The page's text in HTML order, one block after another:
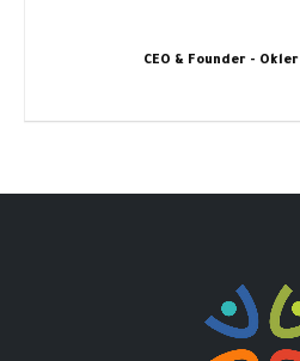
CEO & Founder - Okler